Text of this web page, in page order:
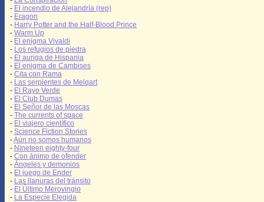
- El incendio de Alejandría (rep)
- Eragon
- Harry Potter and the Half-Blood Prince
- Warm Up
- El enigma Vivaldi
- Los refugios de piedra
- El auriga de Hispania
- El enigma de Cambises
- Cita con Rama
- Las serpientes de Melqart
- El Rayo Verde
- El Club Dumas
- El Señor de las Moscas
- The currents of space
- El viajero científico
- Science Fiction Stories
-Aún no somos humanos
- Nineteen eighty-four
- Con ánimo de ofender
- Ángeles y demonios
- El juego de Ender
- Las llanuras del tránsito
- El Último Merovingio
- La Especie Elegida